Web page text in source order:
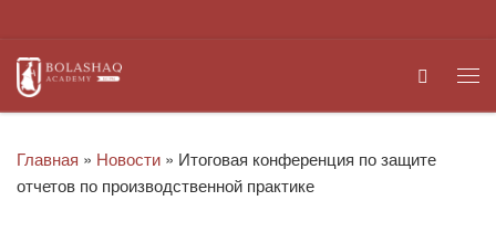
Search
Главная » Новости » Итоговая конференция по защите
отчетов по производственной практике